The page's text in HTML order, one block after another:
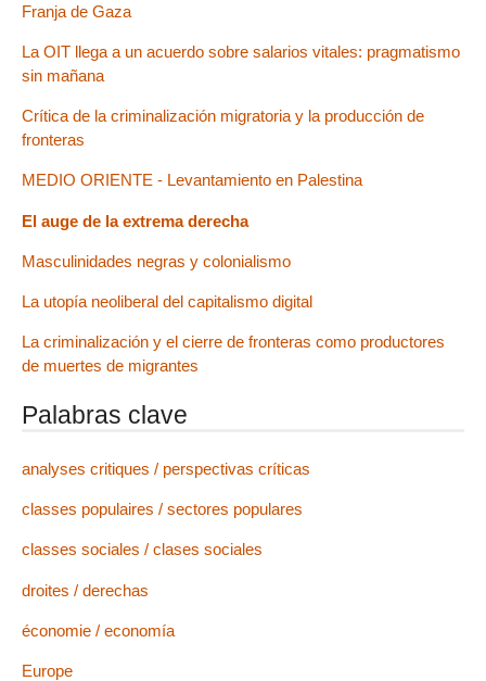
Franja de Gaza
La OIT llega a un acuerdo sobre salarios vitales: pragmatismo
sin mañana
Crítica de la criminalización migratoria y la producción de
fronteras
MEDIO ORIENTE - Levantamiento en Palestina
El auge de la extrema derecha
Masculinidades negras y colonialismo
La utopía neoliberal del capitalismo digital
La criminalización y el cierre de fronteras como productores
de muertes de migrantes
Palabras clave
analyses critiques / perspectivas críticas
classes populaires / sectores populares
classes sociales / clases sociales
droites / derechas
économie / economía
Europe